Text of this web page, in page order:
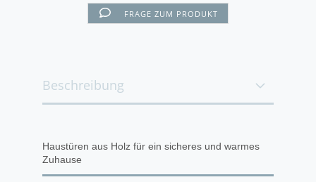
FRAGE ZUM PRODUKT
Beschreibung
Haustüren aus Holz für ein sicheres und warmes
Zuhause